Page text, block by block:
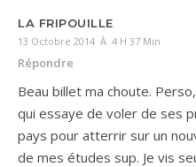
LA FRIPOUILLE
13 Octobre 2014 À 4 H 37 Min
Répondre
Beau billet ma choute.
qui essaye de voler de ses
pays pour atterrir sur un
de mes études sup. Je vis